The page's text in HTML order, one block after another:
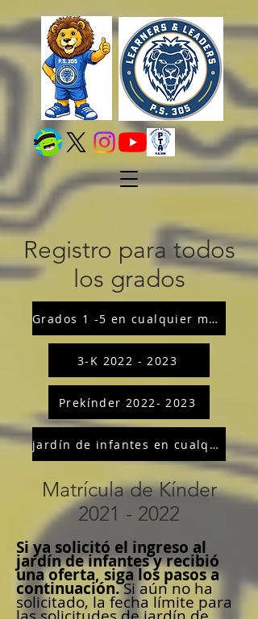
Registro para todos
los grados
Grados 1 -5 en cualquier momento
3-K 2022 - 2023
Prekínder 2022- 2023
jardín de infantes en cualquier momento
Matrícula de Kínder
2021 - 2022
Si ya solicitó el ingreso al
jardín de infantes y recibió
una oferta, siga los pasos a
continuación.Si aún no ha
solicitado, la fecha límite para